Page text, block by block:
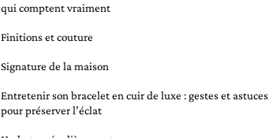
qui comptent vraiment
Finitions et couture
Signature de la maison
Entretenir son bracelet en cuir de luxe : gestes et astuces
pour préserver l’éclat